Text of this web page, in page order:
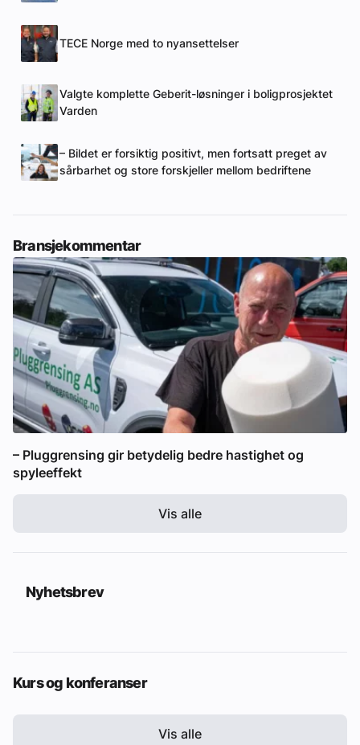
TECE Norge med to nyansettelser
Valgte komplette Geberit-løsninger i boligprosjektet
Varden
– Bildet er forsiktig positivt, men fortsatt preget av
sårbarhet og store forskjeller mellom bedriftene
Bransjekommentar
– Pluggrensing gir betydelig bedre hastighet og
spyleeffekt
Vis alle
Nyhetsbrev
Kurs og konferanser
Vis alle